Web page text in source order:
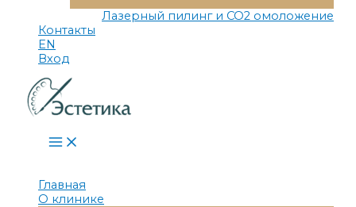
Меню
Лазерный пилинг и СО2 омоложение
Контакты
EN
Вход
Main
Menu
Главная
О клинике